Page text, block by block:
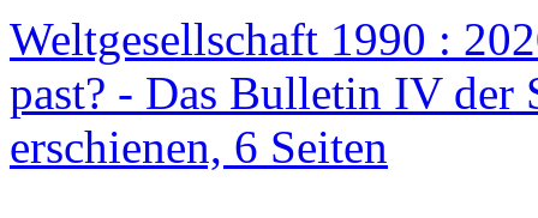
Weltgesellschaft 1990 :
past? - Das Bulletin IV der
erschienen, 6 Seiten